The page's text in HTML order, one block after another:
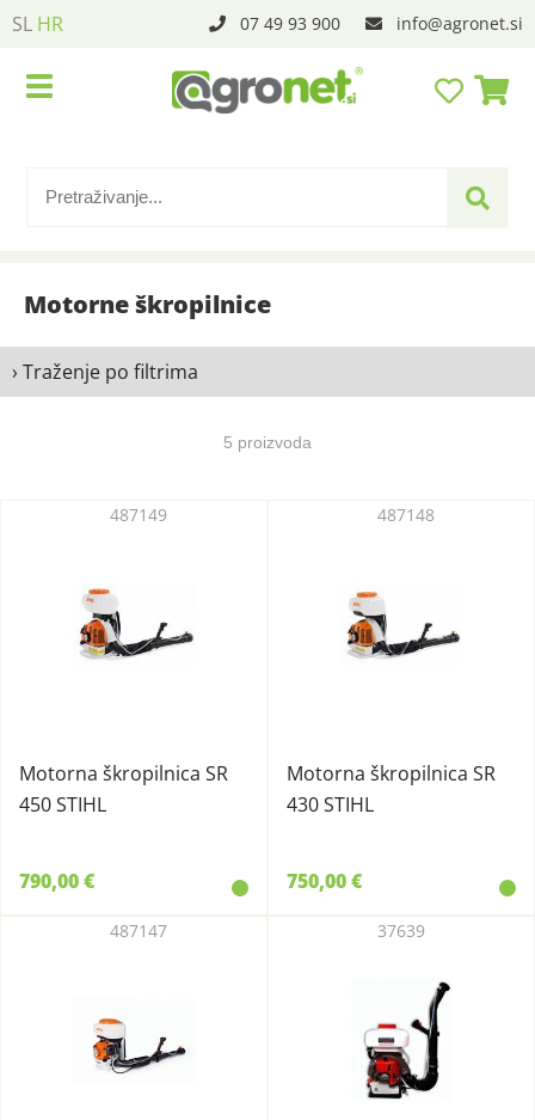
SL HR 07 49 93 900 info agronet.si
Motorne škropilnice
› Traženje po filtrima
5 proizvoda
Motorna škropilnica SR
450 STIHL
487149
790,00 €
Motorna škropilnica SR
430 STIHL
487148
750,00 €
487147 37639